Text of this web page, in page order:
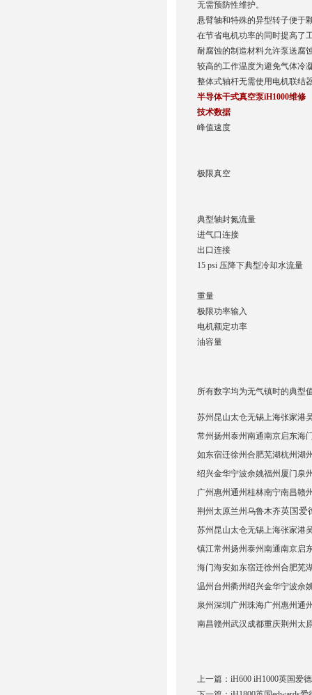
无需预防性维护。
悬臂轴和特殊的异型转子便于
在节省电机功率的同时提高了
耐腐蚀的制造材料允许泵送腐
较高的工作温度为避免气体冷
整体式轴杆无需使用电机联结
半导体干式真空泵iH1000维修
技术数据
峰值速度
极限真空
典型轴封氮流量
进气口连接
出口连接
15 psi 压降下典型冷却水流量
重量
极限功率输入
电机额定功率
油容量
所有数字均为无气镇时的典型
苏州昆山太仓无锡上海张家港
常州扬州泰州南通南京启东海
如东宿迁徐州合肥芜湖杭州湖
绍兴金华宁波余姚福州厦门泉
广州惠州通州桂林南宁南昌赣
荆州太原兰州乌鲁木齐英国爱
苏州昆山太仓无锡上海张家港
镇江常州扬州泰州南通南京启
海门海安如东宿迁徐州合肥芜
温州台州衢州绍兴金华宁波余
泉州深圳广州珠海广州惠州通
南昌赣州武汉成都重庆荆州太
上一篇： iH600 iH1000英国爱